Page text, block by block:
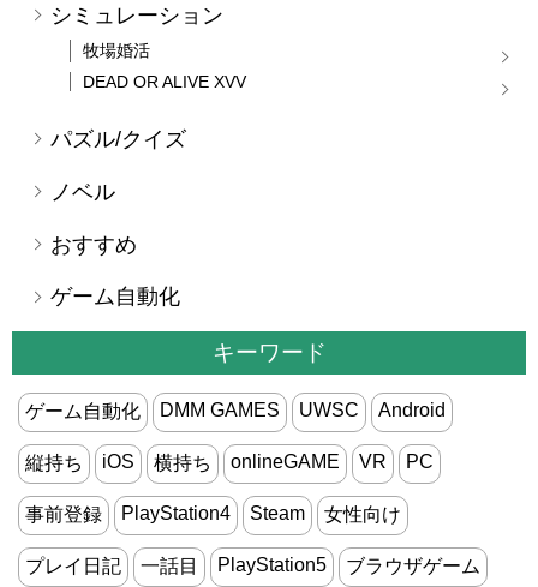
シミュレーション
牧場婚活
DEAD OR ALIVE XVV
パズル/クイズ
ノベル
おすすめ
ゲーム自動化
キーワード
ゲーム自動化 DMM GAMES UWSC Android
縦持ち iOS 横持ち onlineGAME VR PC
事前登録 PlayStation4 Steam 女性向け
プレイ日記 一話目 PlayStation5 ブラウザゲーム